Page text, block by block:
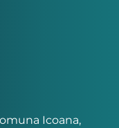
Icoana,